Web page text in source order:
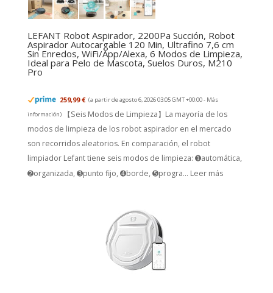
LEFANT Robot Aspirador, 2200Pa Succión, Robot
Aspirador Autocargable 120 Min, Ultrafino 7,6 cm
Sin Enredos, WiFi/App/Alexa, 6 Modos de Limpieza,
Ideal para Pelo de Mascota, Suelos Duros, M210
Pro
259,99 € (a partir de agosto 6, 2026 03:05 GMT +00:00 - Más
información)
【Seis Modos de Limpieza】La mayoría de los
modos de limpieza de los robot aspirador en el mercado
son recorridos aleatorios. En comparación, el robot
limpiador Lefant tiene seis modos de limpieza: ➊automática,
➋organizada, ➌punto fijo, ➍borde, ➎progra... Leer más